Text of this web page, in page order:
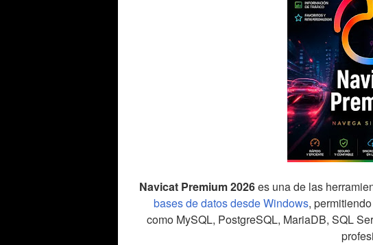
Navicat Premium 2026es una de las
bases de datos desde Windows,
como MySQL, PostgreSQL, MariaDB, SQL